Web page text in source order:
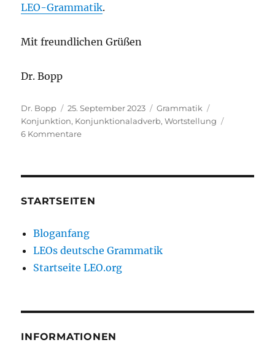
LEO-Grammatik.
Mit freundlichen Grüßen
Dr. Bopp
Autor
Dr. Bopp
Veröffentlicht
am
25. September 2023 Kategorien
Grammatik
Konjunktion, Konjunktionaladverb,Wortstellung
6 Kommentarezu
denn
/
deshalb
bin
STARTSEITEN
Bloganfang
LEOs deutsche Grammatik
Startseite LEO.org
INFORMATIONEN